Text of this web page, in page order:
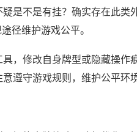
是不是有挂？确实存在此类
径维护游戏公平。
，修改自身牌型或隐藏操作
遵守游戏规则，维护公平环境